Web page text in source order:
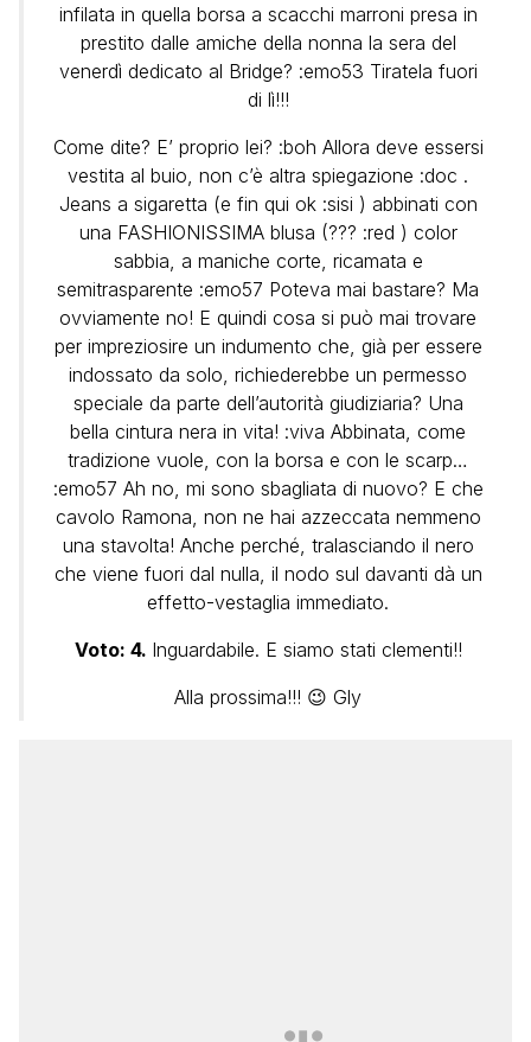
infilata in quella borsa a scacchi marroni presa in
prestito dalle amiche della nonna la sera del
venerdì dedicato al Bridge? :emo53 Tiratela fuori
di lì!!!
Come dite? E’ proprio lei? :boh Allora deve essersi
vestita al buio, non c’è altra spiegazione :doc .
Jeans a sigaretta (e fin qui ok :sisi ) abbinati con
una FASHIONISSIMA blusa (??? :red ) color
sabbia, a maniche corte, ricamata e
semitrasparente :emo57 Poteva mai bastare? Ma
ovviamente no! E quindi cosa si può mai trovare
per impreziosire un indumento che, già per essere
indossato da solo, richiederebbe un permesso
speciale da parte dell’autorità giudiziaria? Una
bella cintura nera in vita! :viva Abbinata, come
tradizione vuole, con la borsa e con le scarp…
:emo57 Ah no, mi sono sbagliata di nuovo? E che
cavolo Ramona, non ne hai azzeccata nemmeno
una stavolta! Anche perché, tralasciando il nero
che viene fuori dal nulla, il nodo sul davanti dà un
effetto-vestaglia immediato.
Voto: 4. Inguardabile. E siamo stati clementi!!
Alla prossima!!! 😉 Gly